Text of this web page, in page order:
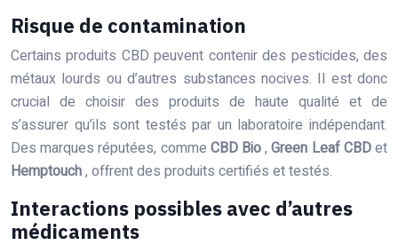
Risque de contamination
Certains produits CBD peuvent contenir des pesticides, des
métaux lourds ou d’autres substances nocives. Il est donc
crucial de choisir des produits de haute qualité et de
s’assurer qu’ils sont testés par un laboratoire indépendant.
Des marques réputées, comme CBD Bio,Green Leaf CBDet
Hemptouch, offrent des produits certifiés et testés.
Interactions possibles avec d’autres
médicaments